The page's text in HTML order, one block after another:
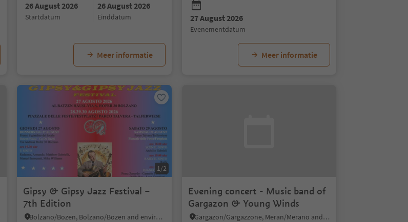
26 August 2026
startdatum
26 August 2026
einddatum
Meer informatie
27 August 2026
evenementdatum
Meer informatie
1/2
Gipsy & Gipsy Jazz Festival –
7th Edition
Bolzano/Bozen, Bolzano/Bozen and environs
Evening concert - Music band of
Gargazon & Young Winds
Gargazon/Gargazzone, Meran/Merano and environs